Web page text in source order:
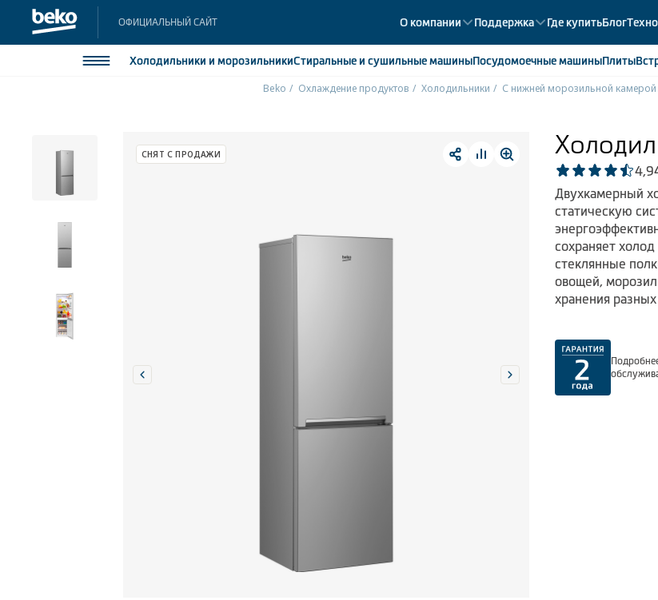
ОФИЦИАЛЬНЫЙ САЙТ О компании Поддержка Где купитьБлог
Холодильники и морозильникиСтиральные и сушильные машиныПосудомоечныемашиныПлиты
Стиральные и сушильные машины
Посудомоечные машины
Beko Охлаждение продуктов Холодильники С нижней морозильной камерой
СНЯТ С ПРОДАЖИ
4,9
Двухкамерный
статическую
сохраняет
стеклянные
овощей,
хранения